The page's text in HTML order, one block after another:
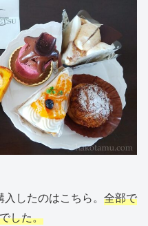
したのはこちら。 全部で
した。